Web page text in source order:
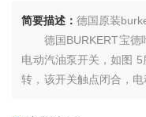
简要描述：德国原装
德国BURKERT宝德
电动汽油泵开关，如图
转，该开关触点闭合，